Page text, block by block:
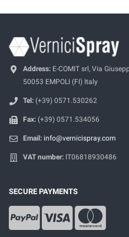
Address: E-COMIT srl, Via
50053 EMPOLI (FI) Italy
Tel: (+39) 0571.530262
Fax: (+39) 0571.534056
Email: info@vernicispray.com
VAT number: IT06818930486
SECURE PAYMENTS